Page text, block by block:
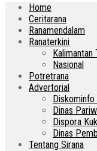
Home
Ceritarana
Ranamendalam
Ranaterkini
Kalimantan
Nasional
Potretrana
Advertorial
Diskominfo
Dinas
Dispora
Dinas
Tentang Sirana